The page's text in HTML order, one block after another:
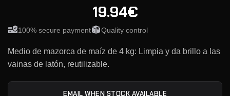
19.94€
100% secure payment Quality control
Medio de mazorca de maíz de 4 kg: Limpia y da brillo a las
vainas de latón, reutilizable.
EMAIL WHEN STOCK AVAILABLE